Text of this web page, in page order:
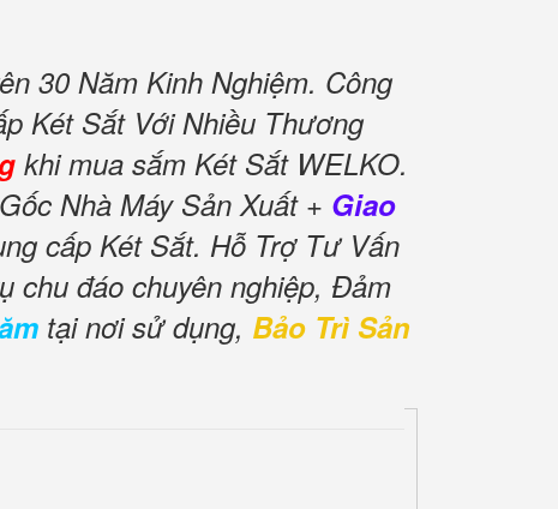
30 Năm Kinh Nghiệm. Công
Két Sắt Với Nhiều Thương
khi mua sắm Két Sắt WELKO.
Nhà Máy Sản Xuất + Giao
cấp Két Sắt. Hỗ Trợ Tư Vấn
chu đáo chuyên nghiệp, Đảm
tại nơi sử dụng, Bảo Trì Sản